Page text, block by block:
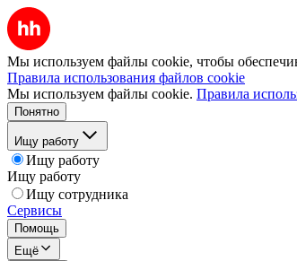
Мы используем файлы cookie, чтобы
Правила использования файлов cookie
Мы используем файлы cookie. Правила
Понятно
Ищу работу
Ищу работу
Ищу работу
Ищу сотрудника
Сервисы
Помощь
Ещё